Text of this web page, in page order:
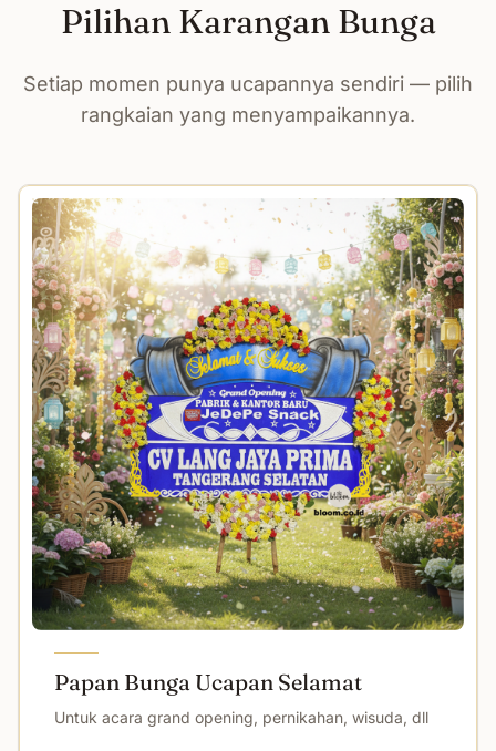
Pilihan Karangan Bunga
Setiap momen punya ucapannya sendiri — pilih
rangkaian yang menyampaikannya.
Papan Bunga Ucapan Selamat
Untuk acara grand opening, pernikahan, wisuda, dll